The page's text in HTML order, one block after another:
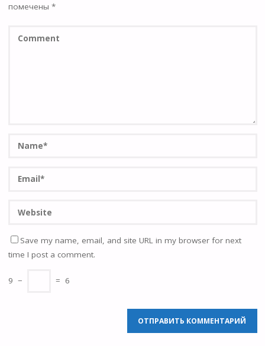
помечены *
Save my name, email, and site URL in my browser for next
time I post a comment.
9 − = 6